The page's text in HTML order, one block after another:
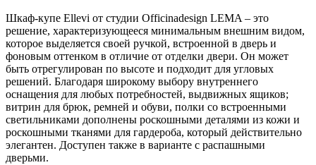
Шкаф-купе Ellevi от студии Officinadesign LEMA – это
решение, характеризующееся минимальным внешним видом,
которое выделяется своей ручкой, встроенной в дверь и
фоновым оттенком в отличие от отделки двери. Он может
быть отрегулирован по высоте и подходит для угловых
решений. Благодаря широкому выбору внутреннего
оснащения для любых потребностей, выдвижных ящиков;
витрин для брюк, ремней и обуви, полки со встроенными
светильниками дополнены роскошными деталями из кожи и
роскошными тканями для гардероба, который действительно
элегантен. Доступен также в варианте с распашными
дверьми.